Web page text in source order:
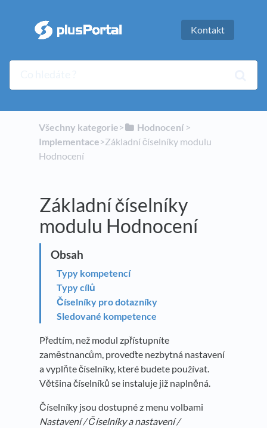
Kontakt
Všechny kategorie​>​ ​Hodnocení​ > ​
Implementace​>​ Základní číselníky modulu
Hodnocení
Základní číselníky
modulu Hodnocení
Typy kompetencí
Typy cílů
Číselníky pro dotazníky
Sledované kompetence
Předtím, než modul zpřístupníte
zaměstnancům, proveďte nezbytná nastavení
a vyplňte číselníky, které budete používat.
Většina číselníků se instaluje již naplněná.
Číselníky jsou dostupné z menu volbami
Nastavení / Číselníky a nastavení /